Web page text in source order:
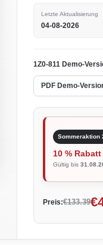
Letzte Aktualisierung
04-08-2026
1Z0-811 Demo-
PDF Demo-
Sommeraktion
10 % Rabatt
Gültig bis
Preis:€133.39